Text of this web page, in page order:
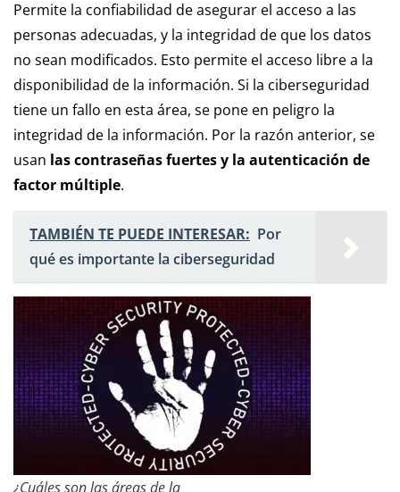
Permite la confiabilidad de asegurar el acceso a las
personas adecuadas, y la integridad de que los datos
no sean modificados. Esto permite el acceso libre a la
disponibilidad de la información. Si la ciberseguridad
tiene un fallo en esta área, se pone en peligro la
integridad de la información. Por la razón anterior, se
usan las contraseñas fuertes y la autenticación de
factor múltiple.
TAMBIÉN TE PUEDE INTERESAR: Por
qué es importante la ciberseguridad
¿Cuáles son las áreas de la